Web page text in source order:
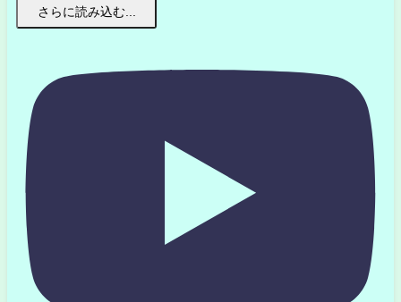
さらに読み込む...